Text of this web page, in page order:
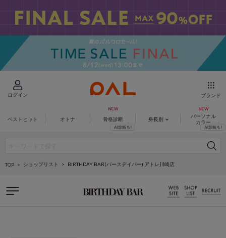
ログイン ブランド
ベストヒット オトナ 骨格診断 身長別
パーソナル
カラー
TOP ショップリスト BIRTHDAY BAR(バースデイバー) アトレ川崎店